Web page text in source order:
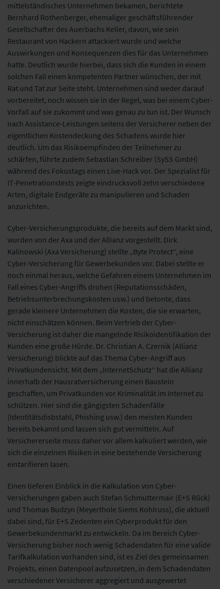
mittelständisches Unternehmen bekamen, berichtete
Bernhard Rothenberger, ehemaliger geschäftsführender
Gesellschafter des Auerbachs Keller, davon, wie sein
Restaurant von Hackern attackiert wurde und welche
Auswirkungen und Konsequenzen dies für das Unternehmen
hatte. Deutlich wurde hierbei, dass sich die Kunden in einem
solchen Fall einen kompetenten Partner wünschen, der mit
Rat und Tat zur Seite steht. Unternehmen sind weder darauf
vorbereitet, noch wissen sie in der Regel, was bei einem Cyber-
Vorfall auf sie zukommt und was genau zu tun ist. Der Wunsch
nach Assistance-Leistungen seitens der Versicherer neben der
eigentlichen Kostendeckung des Schadens wurde hier
deutlich. Um das Risikoempfinden der Teilnehmer zu
schärfen, führte zudem Sebastian Schreiber (SySS GmbH)
während des Fokustags einen Live-Hack vor. Der Spezialist für
IT-Penetrationstests zeigte eindrucksvoll zehn verschiedene
Arten, digitale Endgeräte zu manipulieren und Schaden
anzurichten.
Cyber-Versicherungsprodukte, die bereits auf dem Markt sind,
wurden von der Axa und der Allianz vorgestellt. Dirk
Kalinowski (Axa Versicherung) stellte „Byte Protect“, eine
Cyber-Versicherung für Gewerbekunden vor. Dabei stellte er
noch einmal heraus, welche Gefahren einem Unternehmen im
Fall eines Cyber-Angriffs drohen (Reputationsschäden,
Betriebsunterbrechungskosten usw.) und betonte, dass
gerade kleinere Unternehmen die Kosten, die sie erwarten,
nicht einschätzen können. Beim Vertrieb der Cyber-
Versicherung ist daher die mangelnde Risikoidentifikation der
Kunden eine große Hürde. Dr. Christian A. Czernik (Allianz
Versicherung) blickte auf das Thema Cyber-Angriff aus
Privatkundensicht. Mit dem „InternetSchutz“ hat die Allianz
innerhalb der Hausratversicherung einen Baustein
geschaffen, um Privatkunden vor Kriminalität im Internet zu
schützen. Hier sind die gängigsten Schadenfälle
(Identitätsdisbstahl, Phishing usw.) den meisten Kunden
bereits bekannt und lassen sich gut vermitteln. Auf
Versichererseite muss daher vor allem kalkuliert werden, wie
sich die einzelnen Risiken in eine bestehende Versicherung
eintarifieren lasen.
Einen tieferen Einblick in die Kalkulation von Cyber-
Versicherungen gaben auch Stefan Schmuttermair (E+S Rück)
und Thomas Budzyn (Meyerthole Siems Kohlruss), die aktuell
dabei sind, für E+S Zedenten ein Cyberprodukt für den
Gewerbekundenmarkt zu entwickeln. Da im Bereich Cyber-
Versicherung bisher noch wenig Schadendaten für eine valide
Tarifkalkulation vorhanden sind, ist es Ziel des gemeinsamen
Projekts, einen Datenpool aufzusetzen, in dem Schadendaten
verschiedener Versicherer aggregiert und ausgewertet